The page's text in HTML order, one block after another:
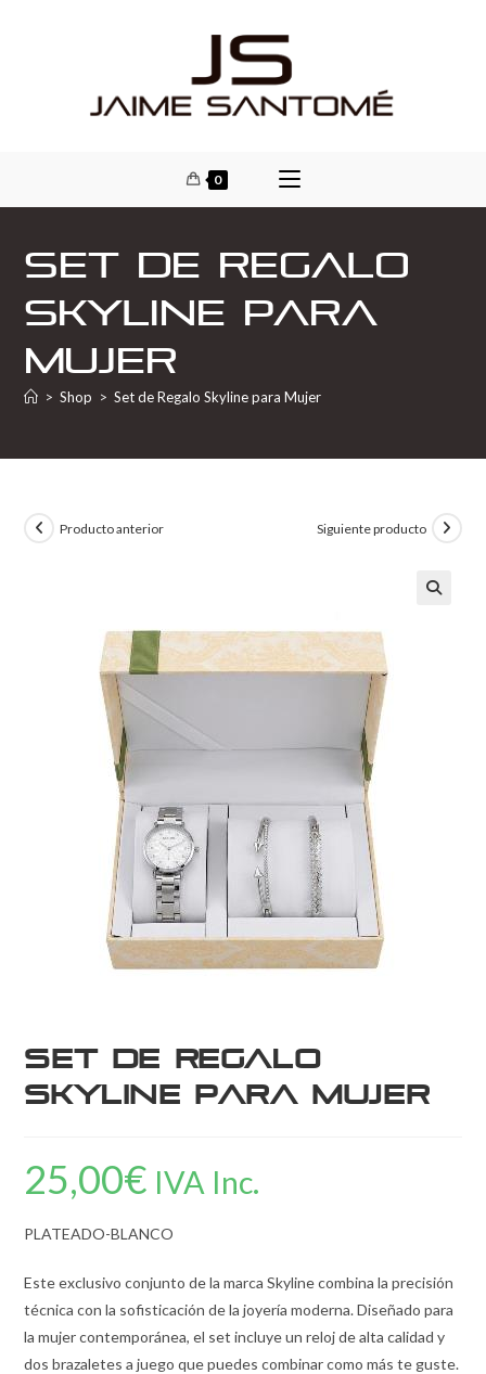
0
Set de Regalo
Skyline para
Mujer
> Shop > Set de Regalo Skyline para Mujer
Producto anterior Siguiente producto
Set de Regalo
Skyline para Mujer
25,00€ IVA Inc.
PLATEADO-BLANCO
Este exclusivo conjunto de la marca Skyline combina la precisión
técnica con la sofisticación de la joyería moderna. Diseñado para
la mujer contemporánea, el set incluye un reloj de alta calidad y
dos brazaletes a juego que puedes combinar como más te guste.